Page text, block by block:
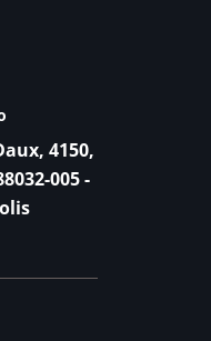
4150,
005 -